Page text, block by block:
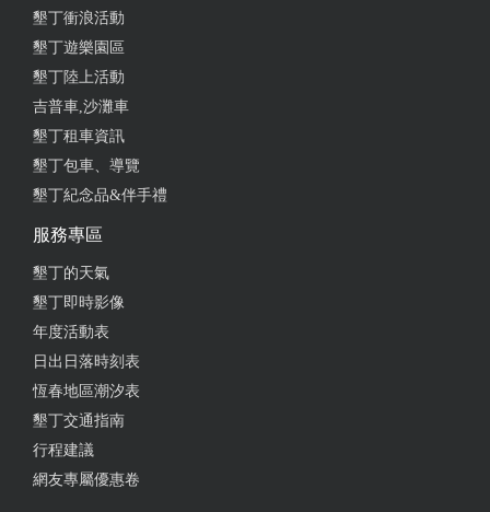
墾丁衝浪活動
墾丁遊樂園區
墾丁陸上活動
吉普車,沙灘車
墾丁租車資訊
墾丁包車、導覽
墾丁紀念品&伴手禮
服務專區
墾丁的天氣
墾丁即時影像
年度活動表
日出日落時刻表
恆春地區潮汐表
墾丁交通指南
行程建議
網友專屬優惠卷